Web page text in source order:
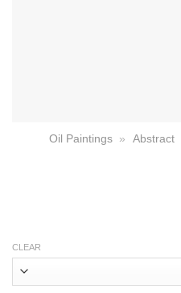
Oil Paintings » Abstract
CLEAR